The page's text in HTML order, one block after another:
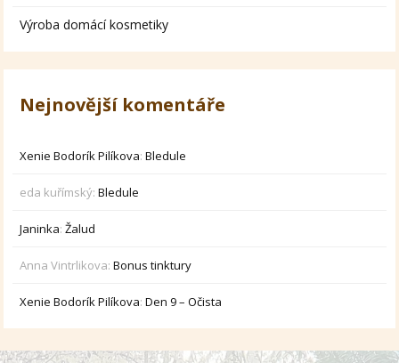
Výroba domácí kosmetiky
Nejnovější komentáře
Xenie Bodorík Pilíkova:Bledule
eda kuřímský:Bledule
Janinka:Žalud
Anna Vintrlikova:Bonus tinktury
Xenie Bodorík Pilíkova:Den 9 – Očista